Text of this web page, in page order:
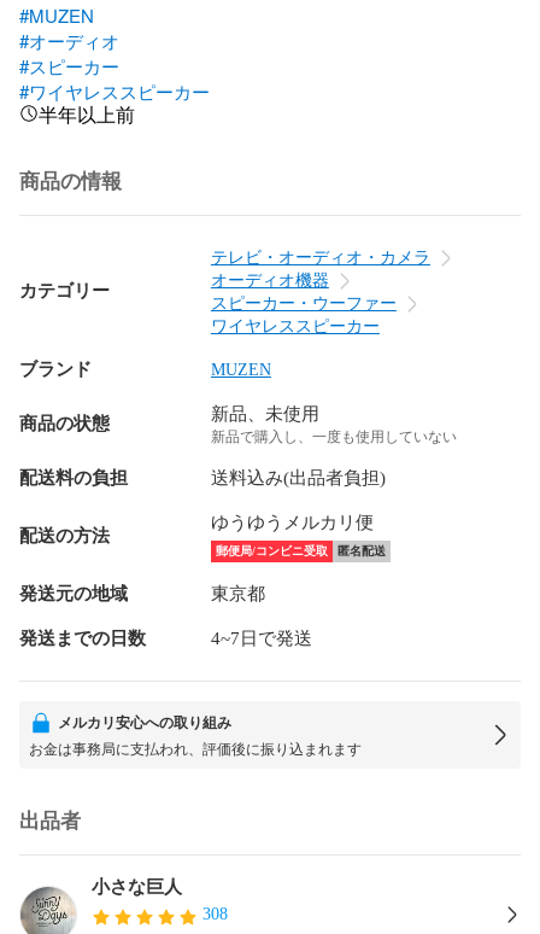
#MUZEN
#オーディオ
#スピーカー
#ワイヤレススピーカー
半年以上前
商品の情報
カテゴリー
テレビ・オーディオ・カメラ
オーディオ機器
スピーカー・ウーファー
ワイヤレススピーカー
ブランド MUZEN
商品の状態 新品、未使用
新品で購入し、一度も使用していない
配送料の負担 送料込み(出品者負担)
配送の方法
ゆうゆうメルカリ便
郵便局/コンビニ受取 匿名配送
発送元の地域 東京都
発送までの日数 4~7日で発送
メルカリ安心への取り組み
お金は事務局に支払われ、評価後に振り込まれます
出品者
小さな巨人
308